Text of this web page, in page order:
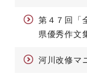
第４７回「
県優秀作文
河川改修マ